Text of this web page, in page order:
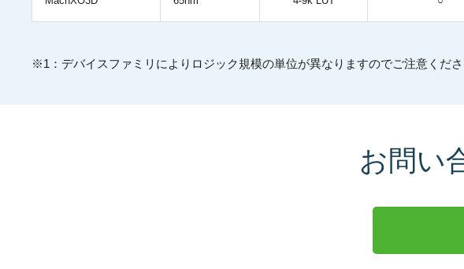
※1：デバイスファミリによりロジック規模の単位が異なりますのでご注意くだ
お問い